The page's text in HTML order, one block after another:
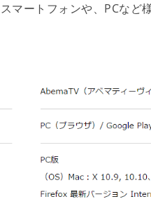
マートフォンや、PCなど